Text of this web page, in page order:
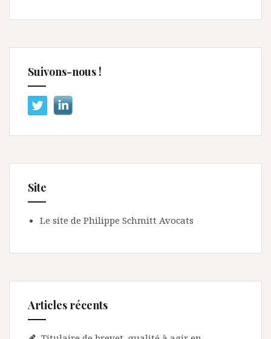
Suivons-nous !
Site
Le site de Philippe Schmitt Avocats
Articles récents